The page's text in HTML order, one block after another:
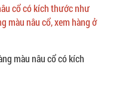
cổ có kích thước như
màu nâu cổ, xem hàng ở
màu nâu cổ có kích